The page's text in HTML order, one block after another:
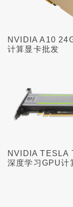
NVIDIA A10
计算显卡批发
NVIDIA TESLA
深度学习GPU计